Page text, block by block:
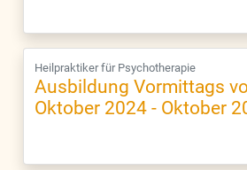
Heilpraktiker für Psychotherapie
Ausbildung Vormittags
Oktober 2024 - Oktober